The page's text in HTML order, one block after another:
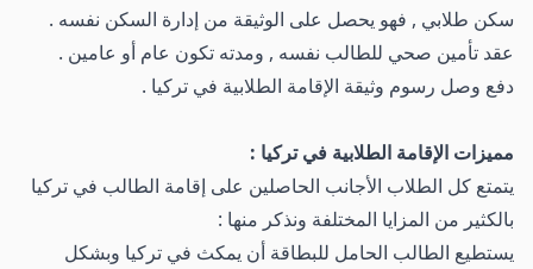
سكن طلابي , فهو يحصل على الوثيقة من إدارة السكن نفسه .
عقد تأمين صحي للطالب نفسه , ومدته تكون عام أو عامين .
دفع وصل رسوم وثيقة الإقامة الطلابية في تركيا .
مميزات الإقامة الطلابية في تركيا :
يتمتع كل الطلاب الأجانب الحاصلين على إقامة الطالب في تركيا
بالكثير من المزايا المختلفة ونذكر منها :
يستطيع الطالب الحامل للبطاقة أن يمكث في تركيا وبشكل